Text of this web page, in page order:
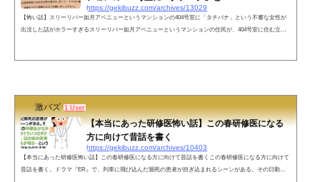
https://gekibuzz.com/archives/13029
【怖い話】スリーリバー如月アベニューというマンションの404号室に「タチバナ」という不審な女性が
出没した話がホラーすぎるスリーリバー如月アベニューというマンションの住民が、404号室に住む立花
激バズ 1 User
【本当にあった研修医怖い話】この春研修医になる
方に向けて昔話を書く
https://gekibuzz.com/archives/10403
【本当にあった研修医怖い話】この春研修医になる方に向けて昔話を書くこの春研修医になる方に向けて
昔話を書く。ドラマ『ER』で、列車に飛び込んだ瀕死の患者が担ぎ込まれるシーンがある。その日勤務